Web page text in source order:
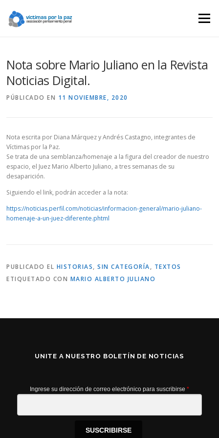
contenido
Menú
Nota sobre Mario Juliano en la Revista
Noticias Digital.
PÚBLICADO EN 11 NOVIEMBRE, 2020
Nota escrita por Diana Márquez y Andrés Castagno, integrantes de
Víctimas por la Paz.
Se trata de una semblanza/homenaje a la figura del creador de nuestro
espacio, el Juez Mario Alberto Juliano, a tres semanas de su
desaparición.
Siguiendo el link, podrán acceder a la nota:
https://noticias.perfil.com/noticias/informacion-general/mario-juliano-
homenaje-a-un-juez-diferente.phtml
PUBLICADO EL HISTORIAS,SIN CATEGORÍA, TEXTOS
ETIQUETADO CON MARIO ALBERTO JULIANO
UNITE A NUESTRO BOLETÍN DE NOTICIAS
Ingrese su dirección de correo electrónico para suscribirse *
SUSCRIBIRSE